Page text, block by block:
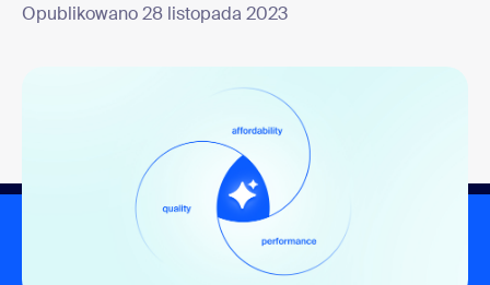
Opublikowano 28 listopada 2023